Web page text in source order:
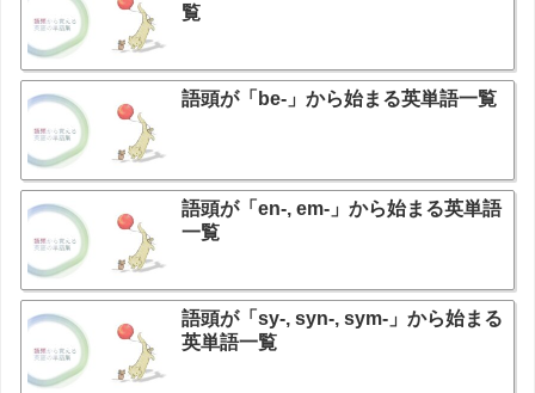
覧
語頭が「be-」から始まる英単語一覧
語頭が「en-, em-」から始まる英単語
一覧
語頭が「sy-, syn-, sym-」から始まる
英単語一覧